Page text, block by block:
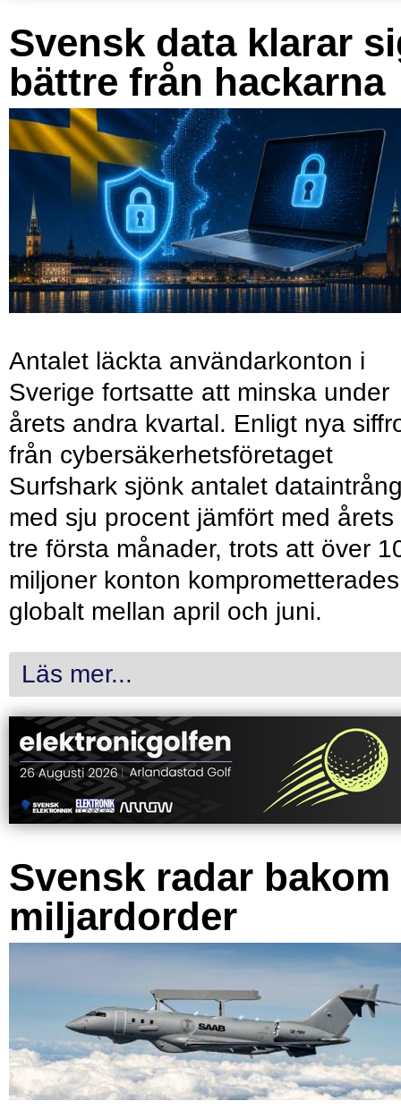
Svensk data klarar
bättre från hackarna
Antalet läckta användarkonton i
Sverige fortsatte att minska under
årets andra kvartal. Enligt nya
från cybersäkerhetsföretaget
Surfshark sjönk antalet
med sju procent jämfört med årets
tre första månader, trots att över
miljoner konton komprometterades
globalt mellan april och juni.
Läs mer...
Svensk radar bakom
miljardorder